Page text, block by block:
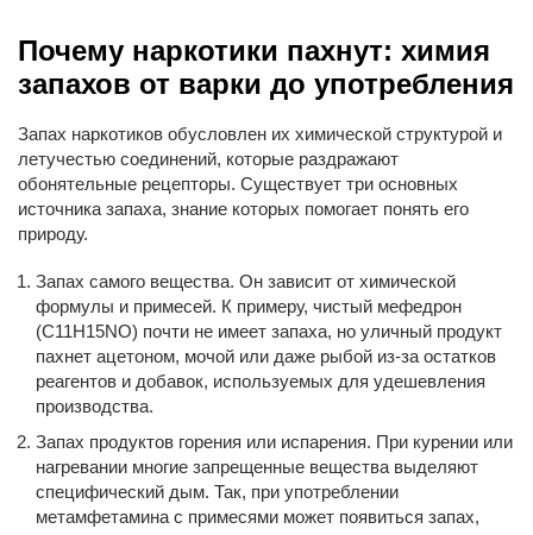
Почему наркотики пахнут: химия
запахов от варки до употребления
Запах наркотиков обусловлен их химической структурой и
летучестью соединений, которые раздражают
обонятельные рецепторы. Существует три основных
источника запаха, знание которых помогает понять его
природу.
Запах самого вещества. Он зависит от химической
формулы и примесей. К примеру, чистый мефедрон
(C11H15NO) почти не имеет запаха, но уличный продукт
пахнет ацетоном, мочой или даже рыбой из-за остатков
реагентов и добавок, используемых для удешевления
производства.
Запах продуктов горения или испарения. При курении или
нагревании многие запрещенные вещества выделяют
специфический дым. Так, при употреблении
метамфетамина с примесями может появиться запах,